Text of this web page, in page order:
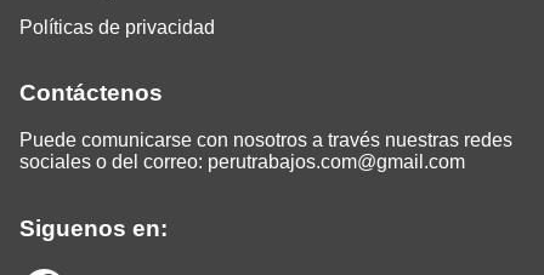
Políticas de privacidad
Contáctenos
Puede comunicarse con nosotros a través nuestras redes
sociales o del correo: perutrabajos.com@gmail.com
Siguenos en: